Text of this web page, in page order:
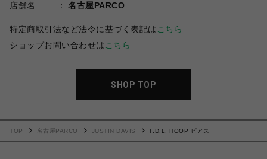
店舗名
名古屋PARCO
特定商取引法など法令に基づく表記は こちら
ショップお問い合わせは こちら
SHOP TOP
TOP 名古屋PARCO JUSTIN DAVIS F.D.L. HOOP ピアス